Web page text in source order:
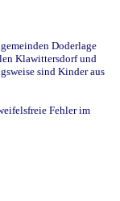
Doderlage
Klawittersdorf und
sind Kinder aus
Fehler im